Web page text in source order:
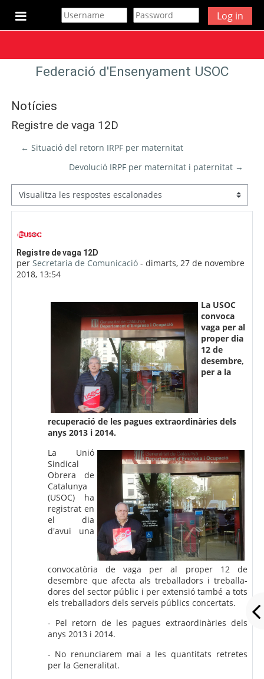
Ves al contingut principal
Panell lateral
Log in
Federació d'Ensenyament USOC
Notícies
Registre de vaga 12D
← Situació del retorn IRPF per maternitat
Devolució IRPF per maternitat i paternitat →
Mode de visualització
Registre de vaga 12D
perSecretaria de Comunicació -dimarts, 27 de novembre
2018, 13:54
Nombre de respostes: 0
La USOC
convoca
vaga per al
proper dia
12 de
desembre,
per a la
recuperació de les pagues extraordinàries dels
anys 2013 i 2014.
La Unió
Sindical
Obrera de
Catalunya
(USOC) ha
registrat en
el dia
d'avui una
convocatòria de vaga per al proper 12 de
desembre que afecta als treballadors i treballa-
dores del sector públic i per extensió també a tots
els treballadors dels serveis públics concertats.
- Pel retorn de les pagues extraordinàries dels
anys 2013 i 2014.
- No renunciarem mai a les quantitats retretes
per la Generalitat.